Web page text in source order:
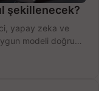
şekillenecek?
yapay zeka ve
modeli doğru